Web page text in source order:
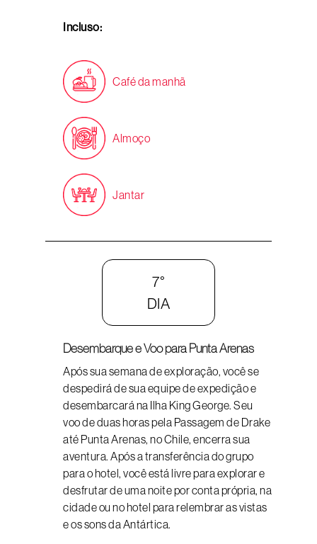
Incluso:
Café da manhã
Almoço
Jantar
7°
DIA
Desembarque e Voo para Punta Arenas
Após sua semana de exploração, você se
despedirá de sua equipe de expedição e
desembarcará na Ilha King George. Seu
voo de duas horas pela Passagem de Drake
até Punta Arenas, no Chile, encerra sua
aventura. Após a transferência do grupo
para o hotel, você está livre para explorar e
desfrutar de uma noite por conta própria, na
cidade ou no hotel para relembrar as vistas
e os sons da Antártica.